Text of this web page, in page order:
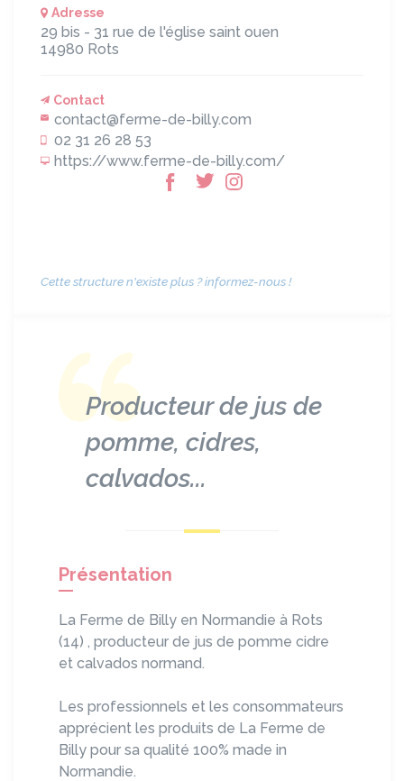
Adresse
29 bis - 31 rue de l'église saint ouen
14980 Rots
Contact
contact@ferme-de-billy.com
02 31 26 28 53
https://www.ferme-de-billy.com/
Cette structure n'existe plus ? informez-nous !
Producteur de jus de
pomme, cidres,
calvados...
Présentation
La Ferme de Billy en Normandie à Rots
(14) , producteur de jus de pomme cidre
et calvados normand.
Les professionnels et les consommateurs
apprécient les produits de La Ferme de
Billy pour sa qualité 100% made in
Normandie.